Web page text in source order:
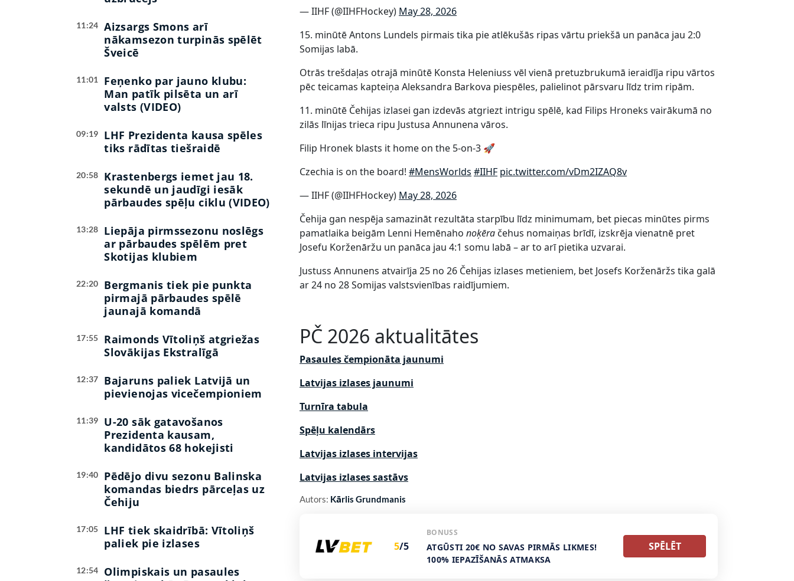
11:24
Aizsargs Smons arī
nākamsezon turpinās spēlēt
Šveicē
11:01
Feņenko par jauno klubu:
Man patīk pilsēta un arī
valsts (VIDEO)
09:19
LHF Prezidenta kausa spēles
tiks rādītas tiešraidē
20:58
Krastenbergs iemet jau 18.
sekundē un jaudīgi iesāk
pārbaudes spēļu ciklu (VIDEO)
13:28
Liepāja pirmssezonu noslēgs
ar pārbaudes spēlēm pret
Skotijas klubiem
22:20
Bergmanis tiek pie punkta
pirmajā pārbaudes spēlē
jaunajā komandā
17:55
Raimonds Vītoliņš atgriežas
Slovākijas Ekstralīgā
12:37
Bajaruns paliek Latvijā un
pievienojas vicečempioniem
11:39
U-20 sāk gatavošanos
Prezidenta kausam,
kandidātos 68 hokejisti
19:40
Pēdējo divu sezonu Balinska
komandas biedrs pārceļas uz
Čehiju
17:05
LHF tiek skaidrībā: Vītoliņš
paliek pie izlases
12:54
Olimpiskais un pasaules
— IIHF (@IIHFHockey) May 28, 2026
15. minūtē Antons Lundels pirmais tika pie atlēkušās ripas vārtu priekšā un panāca jau 2:0
Somijas labā.
Otrās trešdaļas otrajā minūtē Konsta Heleniuss vēl vienā pretuzbrukumā ieraidīja ripu vārtos
pēc teicamas kapteiņa Aleksandra Barkova piespēles, palielinot pārsvaru līdz trim ripām.
11. minūtē Čehijas izlasei gan izdevās atgriezt intrigu spēlē, kad Filips Hroneks vairākumā no
zilās līnijas trieca ripu Justusa Annunena vāros.
Filip Hronek blasts it home on the 5-on-3 🚀
Czechia is on the board! #MensWorlds #IIHF pic.twitter.com/vDm2IZAQ8v
— IIHF (@IIHFHockey) May 28, 2026
Čehija gan nespēja samazināt rezultāta starpību līdz minimumam, bet piecas minūtes pirms
pamatlaika beigām Lenni Hemēnaho noķēra čehus nomaiņas brīdī, izskrēja vienatnē pret
Josefu Korženāržu un panāca jau 4:1 somu labā – ar to arī pietika uzvarai.
Justuss Annunens atvairīja 25 no 26 Čehijas izlases metieniem, bet Josefs Korženāržs tika galā
ar 24 no 28 Somijas valstsvienības raidījumiem.
PČ 2026 aktualitātes
Pasaules čempionāta jaunumi
Latvijas izlases jaunumi
Turnīra tabula
Spēļu kalendārs
Latvijas izlases intervijas
Latvijas izlases sastāvs
Autors: Kārlis Grundmanis
5/5
BONUSS
ATGŪSTI 20€ NO SAVAS PIRMĀS LIKMES!
100% IEPAZĪŠANĀS ATMAKSA
SPĒLĒT